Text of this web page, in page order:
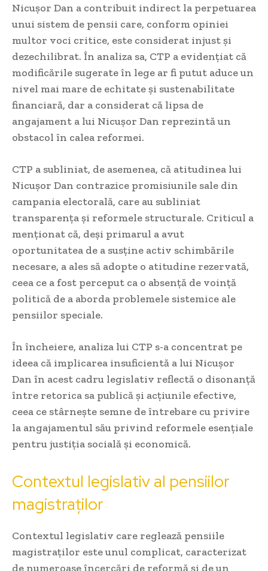
Nicușor Dan a contribuit indirect la perpetuarea
unui sistem de pensii care, conform opiniei
multor voci critice, este considerat injust și
dezechilibrat. În analiza sa, CTP a evidențiat că
modificările sugerate în lege ar fi putut aduce un
nivel mai mare de echitate și sustenabilitate
financiară, dar a considerat că lipsa de
angajament a lui Nicușor Dan reprezintă un
obstacol în calea reformei.
CTP a subliniat, de asemenea, că atitudinea lui
Nicușor Dan contrazice promisiunile sale din
campania electorală, care au subliniat
transparența și reformele structurale. Criticul a
menționat că, deși primarul a avut
oportunitatea de a susține activ schimbările
necesare, a ales să adopte o atitudine rezervată,
ceea ce a fost perceput ca o absență de voință
politică de a aborda problemele sistemice ale
pensiilor speciale.
În încheiere, analiza lui CTP s-a concentrat pe
ideea că implicarea insuficientă a lui Nicușor
Dan în acest cadru legislativ reflectă o disonanță
între retorica sa publică și acțiunile efective,
ceea ce stârnește semne de întrebare cu privire
la angajamentul său privind reformele esențiale
pentru justiția socială și economică.
Contextul legislativ al pensiilor
magistraților
Contextul legislativ care reglează pensiile
magistraților este unul complicat, caracterizat
de numeroase încercări de reformă și de un